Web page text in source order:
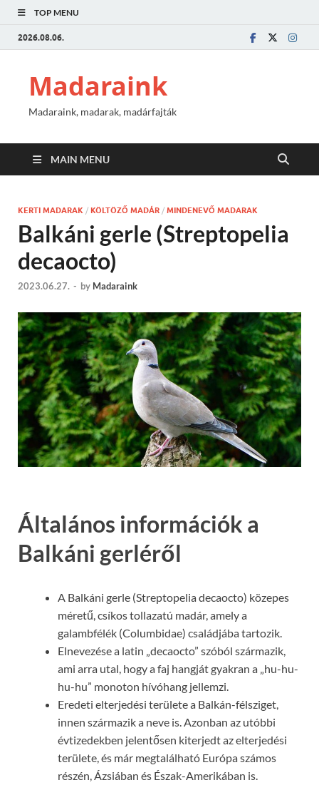
TOP MENU
2026.08.06.
Madaraink
Madaraink, madarak, madárfajták
MAIN MENU
KERTI MADARAK / KÖLTÖZŐ MADÁR / MINDENEVŐ MADARAK
Balkáni gerle (Streptopelia
decaocto)
2023.06.27. - by Madaraink
Általános információk a
Balkáni gerléről
A Balkáni gerle (Streptopelia decaocto) közepes
méretű, csíkos tollazatú madár, amely a
galambfélék (Columbidae) családjába tartozik.
Elnevezése a latin „decaocto” szóból származik,
ami arra utal, hogy a faj hangját gyakran a „hu-hu-
hu-hu” monoton hívóhang jellemzi.
Eredeti elterjedési területe a Balkán-félsziget,
innen származik a neve is. Azonban az utóbbi
évtizedekben jelentősen kiterjedt az elterjedési
területe, és már megtalálható Európa számos
részén, Ázsiában és Észak-Amerikában is.